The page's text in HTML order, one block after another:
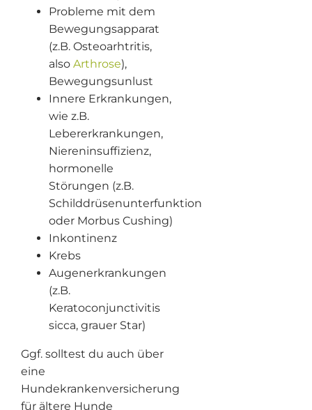
Probleme mit dem
Bewegungsapparat
(z.B. Osteoarhtritis,
also Arthrose),
Bewegungsunlust
Innere Erkrankungen,
wie z.B.
Lebererkrankungen,
Niereninsuffizienz,
hormonelle
Störungen (z.B.
Schilddrüsenunterfunktion
oder Morbus Cushing)
Inkontinenz
Krebs
Augenerkrankungen
(z.B.
Keratoconjunctivitis
sicca, grauer Star)
Ggf. solltest du auch über
eine
Hundekrankenversicherung
für ältere Hunde